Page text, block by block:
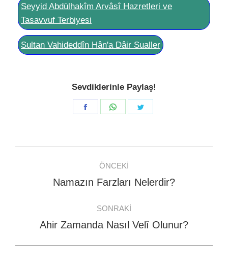
Seyyid Abdülhakîm Arvâsî Hazretleri ve
Tasavvuf Terbiyesi
Sultan Vahideddîn Hân'a Dâir Sualler
Sevdiklerinle Paylaş!
Share
Share
navigation
ÖNCEKI
Previous
Namazın Farzları Nelerdir?
SONRAKI
Next
Ahir Zamanda Nasıl Velî Olunur?